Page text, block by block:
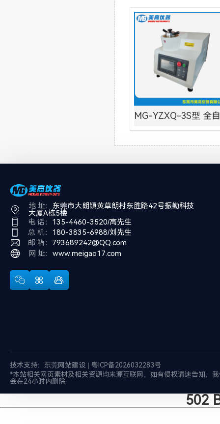
MG-YZXQ-3S型 全
地 址： 东莞市大朗镇黄草朗村东胜路42号振勤科技
大厦A栋5楼
电 话： 135-4460-3520/高先生
总 机： 180-3835-6988/刘先生
邮 箱： 793689242@QQ.com
网 址： www.meigao17.com
技术支持： 东莞网站建设| 粤ICP备2026032283号
*本站相关网页素材及相关资源均来源互联网，如有侵权请速告知，
会在24小时内删除
502